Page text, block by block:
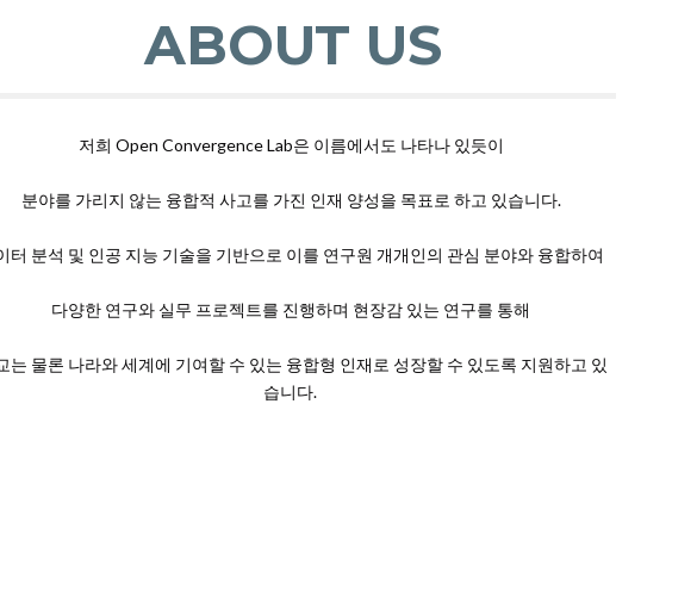
ABOUT US
저희 Open Convergence Lab은 이름에서도 나타나 있듯이
분야를 가리지 않는 융합적 사고를 가진 인재 양성을 목표로 하고 있습니다.
터 분석 및 인공 지능 기술을 기반으로 이를 연구원 개개인의 관심 분야와 융합하여
다양한 연구와 실무 프로젝트를 진행하며 현장감 있는 연구를 통해
는 물론 나라와 세계에 기여할 수 있는 융합형 인재로 성장할 수 있도록 지원하고 있
습니다.